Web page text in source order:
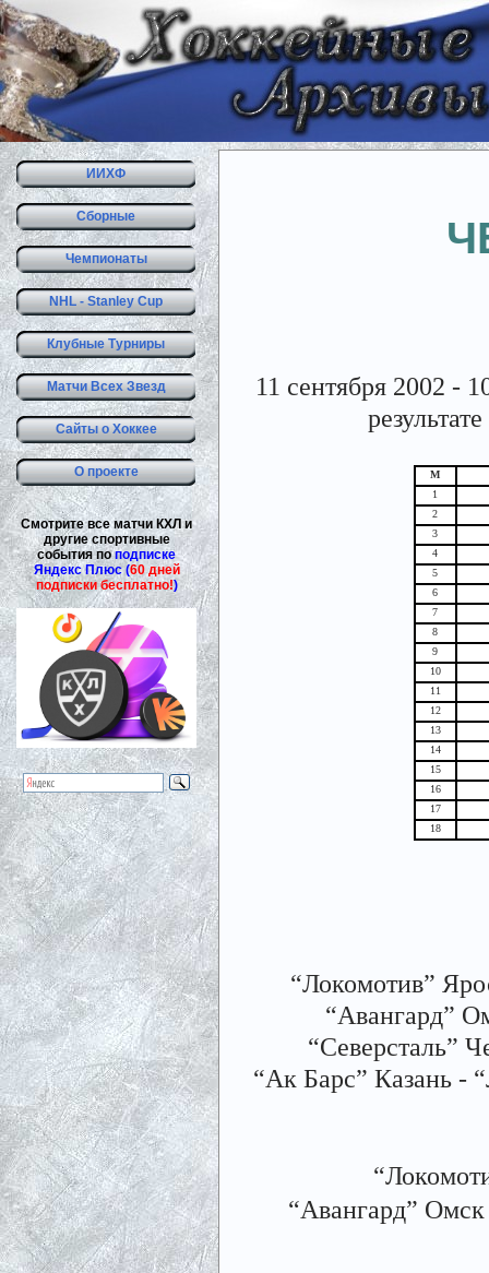
ИИХФ
Сборные
Чемпионаты
NHL - Stanley Cup
Клубные Турниры
Матчи Всех Звезд
Сайты о Хоккее
О проекте
Смотрите все матчи КХЛ и
другие спортивные
события поподписке
Яндекс Плюс (60 дней
подписки бесплатно!)
11 сентября 2002 -
М
1
2
3
4
5
6
7
8
9
10
11
12
13
14
15
16
17
18
“Локомотив”
“Авангард”
“Северсталь”
“Ак Барс” Казань -
“Авангард”